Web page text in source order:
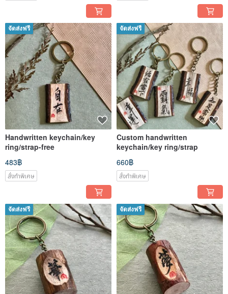
จัดส่งฟรี
Handwritten keychain/key
ring/strap-free
483฿
สั่งทำพิเศษ
จัดส่งฟรี
Custom handwritten
keychain/key ring/strap
660฿
สั่งทำพิเศษ
จัดส่งฟรี จัดส่งฟรี